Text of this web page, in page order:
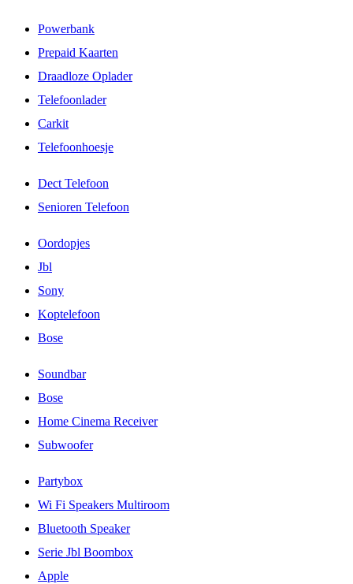
Powerbank
Prepaid Kaarten
Draadloze Oplader
Telefoonlader
Carkit
Telefoonhoesje
Dect Telefoon
Senioren Telefoon
Oordopjes
Jbl
Sony
Koptelefoon
Bose
Soundbar
Bose
Home Cinema Receiver
Subwoofer
Partybox
Wi Fi Speakers Multiroom
Bluetooth Speaker
Serie Jbl Boombox
Apple